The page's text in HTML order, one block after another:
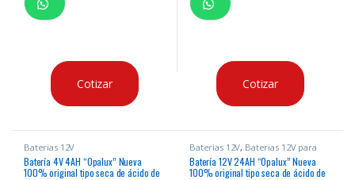
Cotizar Cotizar
Baterias 12V
Batería 4V 4AH “Opalux” Nueva
100% original tipo seca de ácido de
Baterias 12V, Baterias 12V para
Paneles Solares
Batería 12V 24AH “Opalux” Nueva
100% original tipo seca de ácido de